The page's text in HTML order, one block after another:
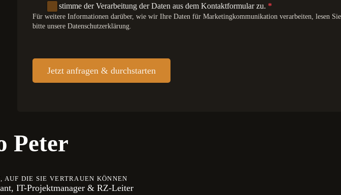
Ich stimme der Verarbeitung der Daten aus dem Kontaktformular zu. *
Für weitere Informationen darüber, wie wir Ihre Daten für Marketingkommunikation verarbeiten, lesen Sie
bitte unsere Datenschutzerklärung.
Jetzt anfragen & durchstarten
Peter
AUF DIE SIE VERTRAUEN KÖNNEN
IT-Projektmanager & RZ-Leiter